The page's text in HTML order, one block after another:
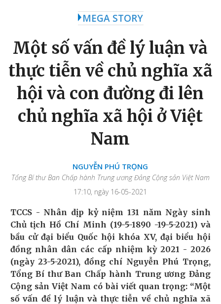
MEGA STORY
Một số vấn đề lý luận và
thực tiễn về chủ nghĩa xã
hội và con đường đi lên
chủ nghĩa xã hội ở Việt
Nam
NGUYỄN PHÚ TRỌNG
Tổng Bí thư Ban Chấp hành Trung ương Đảng Cộng sản Việt Nam
17:10, ngày 16-05-2021
TCCS - Nhân dịp kỷ niệm 131 năm Ngày sinh
Chủ tịch Hồ Chí Minh (19-5-1890 -19-5-2021) và
bầu cử đại biểu Quốc hội khóa XV, đại biểu hội
đồng nhân dân các cấp nhiệm kỳ 2021 - 2026
(ngày 23-5-2021), đồng chí Nguyễn Phú Trọng,
Tổng Bí thư Ban Chấp hành Trung ương Đảng
Cộng sản Việt Nam có bài viết quan trọng: “Một
số vấn đề lý luận và thực tiễn về chủ nghĩa xã